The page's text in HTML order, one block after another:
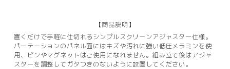
【商品説明】
置くだけで手軽に仕切れるシンプルスクリーンアジャスター仕様。
パーテーションのパネル面にはキズや汚れに強い低圧メラミンを使
用、ピンやマグネットはご使用になれません。組み立て後はアジャ
スターを調整してガタつきのないように設置してください。